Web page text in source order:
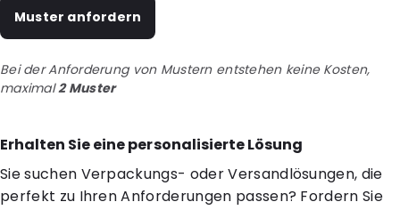
Muster anfordern
Bei der Anforderung von Mustern entstehen keine Kosten,
maximal2 Muster
Erhalten Sie eine personalisierte Lösung
Sie suchen Verpackungs- oder Versandlösungen, die
perfekt zu Ihren Anforderungen passen? Fordern Sie